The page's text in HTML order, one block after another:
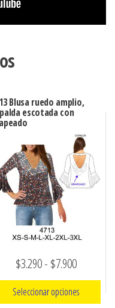
Blusa ruedo amplio,
escotada con
$3.290- $7.900Rango
de
precios:
Seleccionar opciones